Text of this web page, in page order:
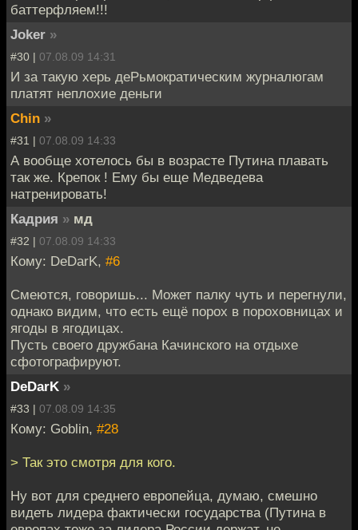
баттерфляем!!!
Joker »
#30 | 07.08.09 14:31
И за такую херь деРьмократическим журналюгам
платят неплохие деньги
Chin »
#31 | 07.08.09 14:33
А вообще хотелось бы в возрасте Путина плавать
так же. Крепок ! Ему бы еще Медведева
натренировать!
Кадрия » мд
#32 | 07.08.09 14:33
Кому: DeDarK, #6
Смеются, говоришь... Может палку чуть и перегнули,
однако видим, что есть ещё порох в пороховницах и
ягоды в ягодицах.
Пусть своего дружбана Качинского на отдыхе
сфотографируют.
DeDarK »
#33 | 07.08.09 14:35
Кому: Goblin, #28
> Так это смотря для кого.
Ну вот для среднего европейца, думаю, смешно
видеть лидера фактически государства (Путина в